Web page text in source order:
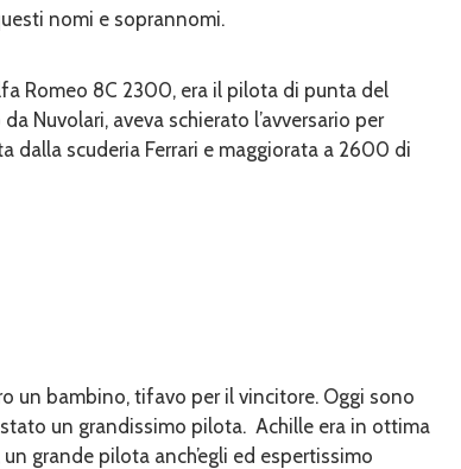
nomi e soprannomi.
Romeo 8C 2300, era il pilota di punta del
Nuvolari, aveva schierato l’avversario per
dalla scuderia Ferrari e maggiorata a 2600 di
un bambino, tifavo per il vincitore. Oggi sono
un grandissimo pilota. Achille era in ottima
grande pilota anch’egli ed espertissimo